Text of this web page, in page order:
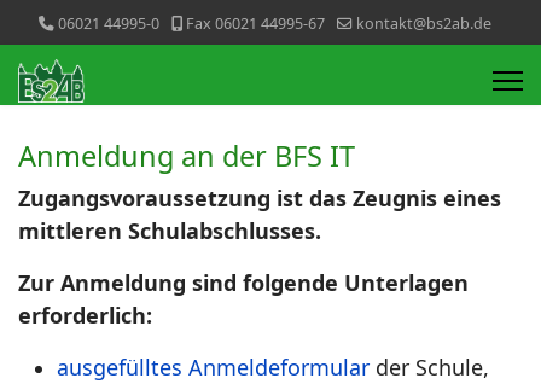
06021 44995-0 Fax 06021 44995-67 kontakt@bs2ab.de
Anmeldung an der BFS IT
Zugangsvoraussetzung ist das Zeugnis eines
mittleren Schulabschlusses.
Zur Anmeldung sind folgende Unterlagen
erforderlich:
ausgefülltes Anmeldeformular der Schule,